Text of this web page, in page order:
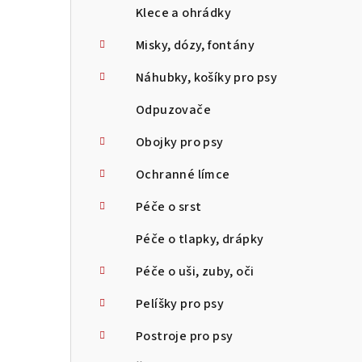
Klece a ohrádky
Misky, dózy, fontány
Náhubky, košíky pro psy
Odpuzovače
Obojky pro psy
Ochranné límce
Péče o srst
Péče o tlapky, drápky
Péče o uši, zuby, oči
Pelíšky pro psy
Postroje pro psy